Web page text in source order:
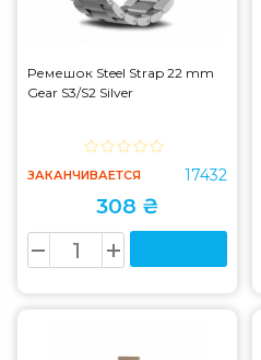
Ремешок Steel Strap 22 mm
Gear S3/S2 Silver
ЗАКАНЧИВАЕТСЯ 17432
308 ₴